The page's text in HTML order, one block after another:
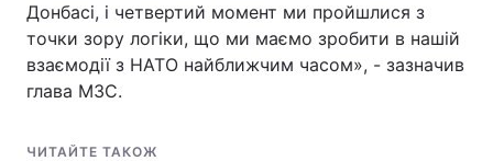
Донбасі, і четвертий момент ми пройшлися з
точки зору логіки, що ми маємо зробити в нашій
взаємодії з НАТО найближчим часом», - зазначив
глава МЗС.
ЧИТАЙТЕ ТАКОЖ